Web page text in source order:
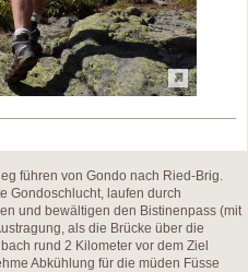
führen von Gondo nach Ried-Brig.
Gondoschlucht, laufen durch
und bewältigen den Bistinenpass (mit
als die Brücke über die
rund 2 Kilometer vor dem Ziel
Abkühlung für die müden Füsse